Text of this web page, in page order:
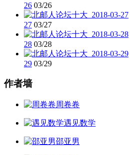
26 03/26
27 03/27
28 03/28
29 03/29
作者墙
周卷卷
遇见数学
邵亚男